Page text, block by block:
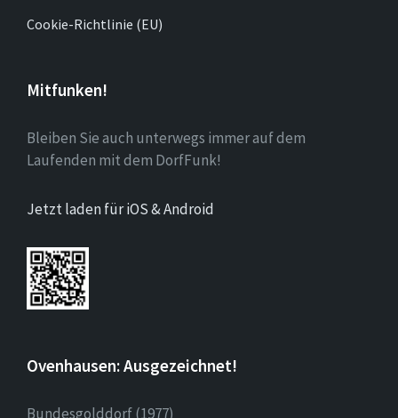
Cookie-Richtlinie (EU)
Mitfunken!
Bleiben Sie auch unterwegs immer auf dem
Laufenden mit dem DorfFunk!
Jetzt laden für iOS & Android
Ovenhausen: Ausgezeichnet!
Bundesgolddorf (1977)